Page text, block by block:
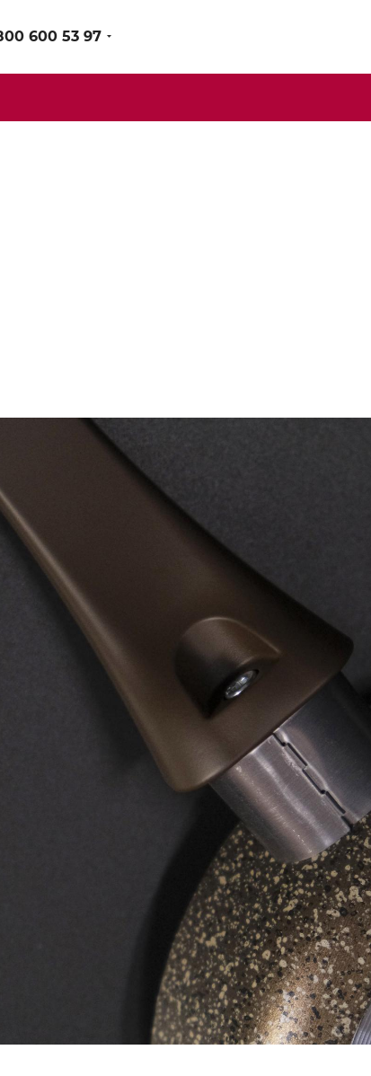
600 53 97